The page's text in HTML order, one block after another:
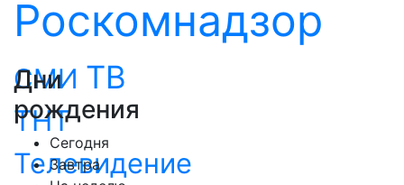
Роскомнадзор
СМИ ТВ
ТНТ
Телевидение
Дни
рождения
Сегодня
Завтра